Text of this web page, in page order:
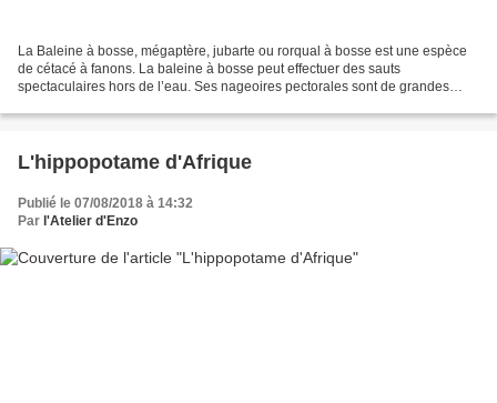
La Baleine à bosse, mégaptère, jubarte ou rorqual à bosse est une espèce
de cétacé à fanons. La baleine à bosse peut effectuer des sauts
spectaculaires hors de l’eau. Ses nageoires pectorales sont de grandes
L'hippopotame d'Afrique
Publié le 07/08/2018 à 14:32
Par l'Atelier d'Enzo